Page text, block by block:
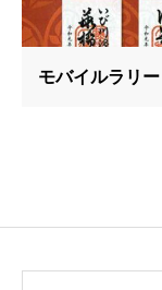
モバイルラリ